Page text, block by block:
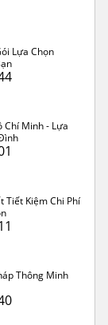
Lựa Chọn
Chí Minh - Lựa
Tiết Kiệm Chi Phí
Thông Minh